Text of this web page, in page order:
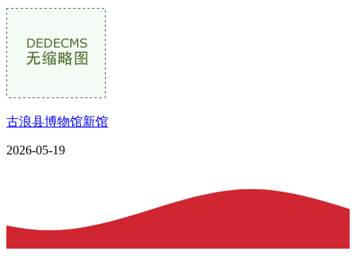
古浪县博物馆新馆
2026-05-19